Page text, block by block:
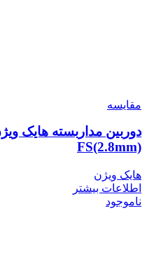
مقایسه
FS(2.8mm)
هایک ویژن
اطلاعات بیشتر
ناموجود